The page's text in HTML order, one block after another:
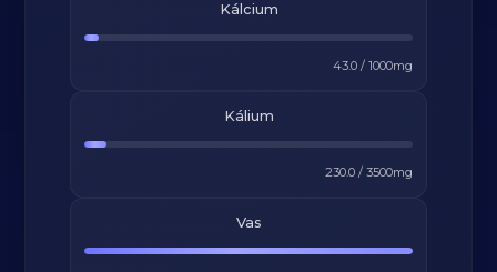
Kálcium
43.0/ 1000mg
Kálium
230.0/ 3500mg
Vas